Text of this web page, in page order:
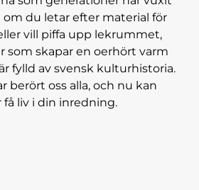
du letar efter material för
vill piffa upp lekrummet,
som skapar en oerhört varm
fylld av svensk kulturhistoria.
berört oss alla, och nu kan
liv i din inredning.